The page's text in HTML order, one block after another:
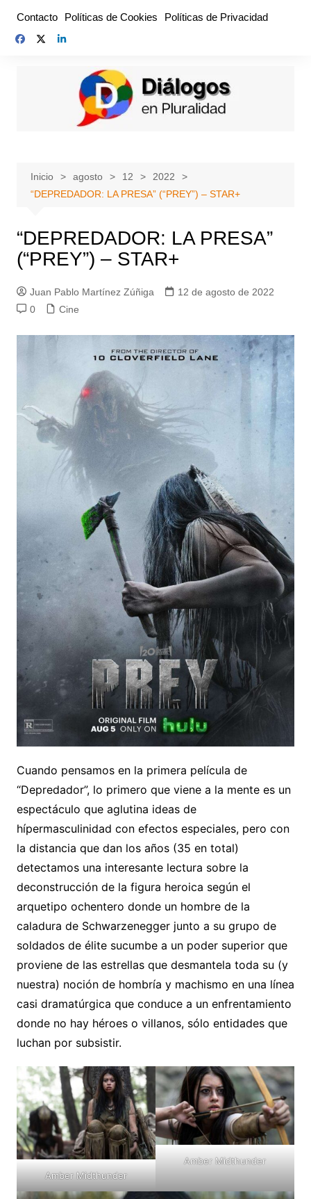
contenido
Contacto Políticas de Cookies Políticas de Privacidad
Inicio agosto 12
2022
“DEPREDADOR: LA PRESA” (“PREY”) – STAR+
“DEPREDADOR: LA PRESA”
(“PREY”) – STAR+
Juan Pablo Martínez Zúñiga
12 de agosto de 2022
0
Cine
Cuando pensamos en la primera película de
“Depredador”, lo primero que viene a la mente es un
espectáculo que aglutina ideas de
hípermasculinidad con efectos especiales, pero con
la distancia que dan los años (35 en total)
detectamos una interesante lectura sobre la
deconstrucción de la figura heroica según el
arquetipo ochentero donde un hombre de la
caladura de Schwarzenegger junto a su grupo de
soldados de élite sucumbe a un poder superior que
proviene de las estrellas que desmantela toda su (y
nuestra) noción de hombría y machismo en una línea
casi dramatúrgica que conduce a un enfrentamiento
donde no hay héroes o villanos, sólo entidades que
luchan por subsistir.
Amber Midthunder
Amber Midthunder